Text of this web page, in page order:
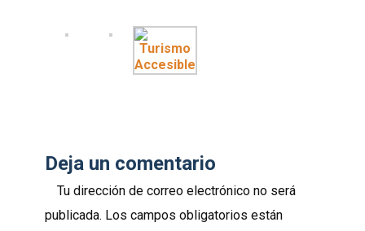
Deja un comentario
Tu dirección de correo electrónico no será
publicada. Los campos obligatorios están